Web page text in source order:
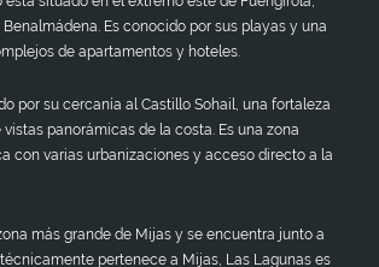
Es conocido por sus playas y una
de apartamentos y hoteles.
por su cercanía al Castillo Sohail, una fortaleza
panorámicas de la costa. Es una zona
con varias urbanizaciones y acceso directo a la
más grande de Mijas y se encuentra junto a
pertenece a Mijas, Las Lagunas es